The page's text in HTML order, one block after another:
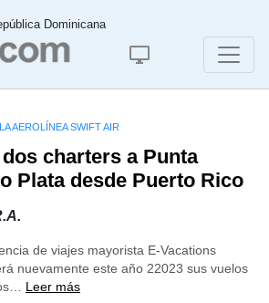
Dominicana
AEROLÍNEA SWIFT AIR
charters a Punta
Plata desde Puerto Rico
de viajes mayorista E-Vacations
nuevamente este año 22023 sus vuelos
Leer más